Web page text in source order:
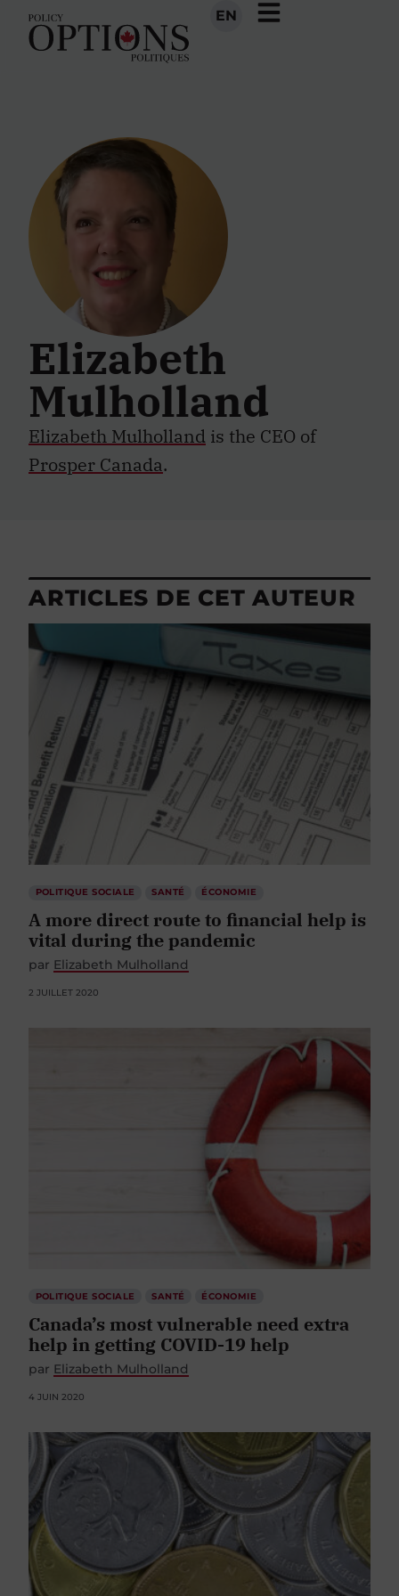
EN
Elizabeth
Mulholland
Elizabeth Mulholland is the CEO of
Prosper Canada.
ARTICLES DE CET AUTEUR
POLITIQUE SOCIALE SANTÉ ÉCONOMIE
A more direct route to financial help is
vital during the pandemic
par Elizabeth Mulholland
2 JUILLET 2020
POLITIQUE SOCIALE SANTÉ ÉCONOMIE
Canada’s most vulnerable need extra
help in getting COVID-19 help
par Elizabeth Mulholland
4 JUIN 2020